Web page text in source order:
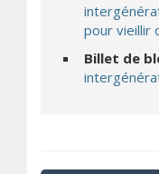
pour vieillir
Billet de